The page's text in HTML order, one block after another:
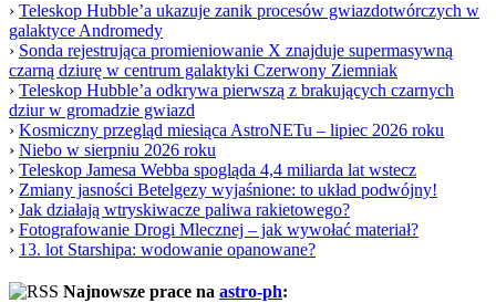
› Teleskop Hubble’a ukazuje zanik procesów gwiazdotwórczych w
galaktyce Andromedy
› Sonda rejestrująca promieniowanie X znajduje supermasywną
czarną dziurę w centrum galaktyki Czerwony Ziemniak
› Teleskop Hubble’a odkrywa pierwszą z brakujących czarnych
dziur w gromadzie gwiazd
› Kosmiczny przegląd miesiąca AstroNETu – lipiec 2026 roku
› Niebo w sierpniu 2026 roku
› Teleskop Jamesa Webba spogląda 4,4 miliarda lat wstecz
› Zmiany jasności Betelgezy wyjaśnione: to układ podwójny!
› Jak działają wtryskiwacze paliwa rakietowego?
› Fotografowanie Drogi Mlecznej – jak wywołać materiał?
› 13. lot Starshipa: wodowanie opanowane?
Najnowsze prace na astro-ph: